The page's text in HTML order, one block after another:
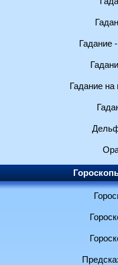
Гадание
Гадание